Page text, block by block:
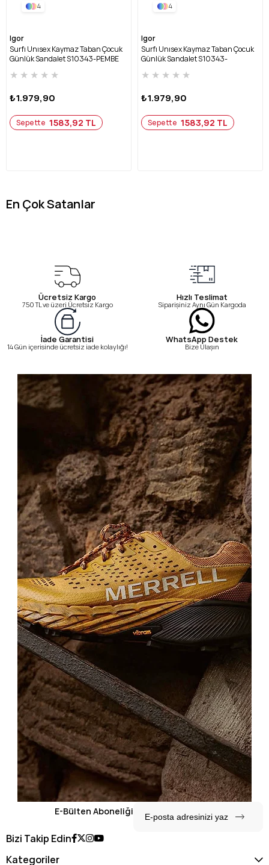
4
Igor
Surfı Unısex Kaymaz Taban Çocuk
Günlük Sandalet S10343-PEMBE
★ ★ ★ ★ ★
₺1.979,90
Sepette 1583,92 TL
4
Igor
Surfı Unısex Kaymaz Taban Çocuk
Günlük Sandalet S10343-
★ ★ ★ ★ ★
₺1.979,90
Sepette 1583,92 TL
En Çok Satanlar
Ücretsiz Kargo
750 TL ve üzeri Ücretsiz Kargo
Hızlı Teslimat
Siparişiniz Aynı Gün Kargoda
İade Garantisi
14 Gün içerisinde ücretsiz iade kolaylığı!
WhatsApp Destek
Bize Ulaşın
E-Bülten Aboneliği
Bizi Takip Edin
Kategoriler